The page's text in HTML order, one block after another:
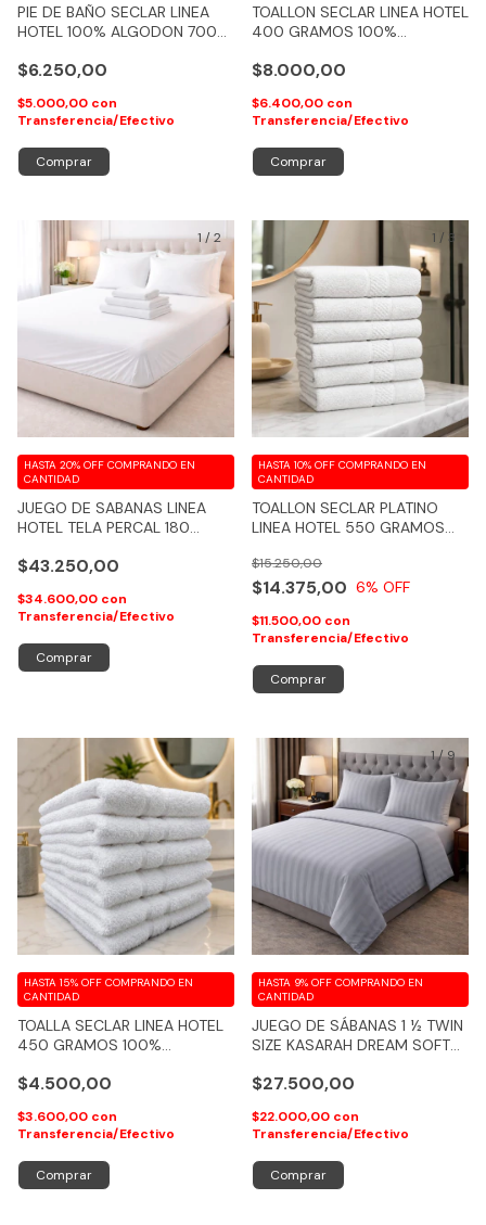
PIE DE BAÑO SECLAR LINEA
HOTEL 100% ALGODON 700
$6.250,00
$5.000,00 con
Transferencia/Efectivo
Comprar
TOALLON SECLAR LINEA HOTEL
400 GRAMOS 100%
$8.000,00
$6.400,00 con
Transferencia/Efectivo
Comprar
1/2
JUEGO DE SABANAS LINEA
HOTEL TELA PERCAL 180
AJUSTABLE
$43.250,00
HASTA 20% OFF COMPRANDO EN
CANTIDAD
$34.600,00 con
Transferencia/Efectivo
Comprar
1 / 3
TOALLON SECLAR PLATINO
LINEA HOTEL 550 GRAMOS
$14.375,00
$15.250,00
6% OFF
HASTA 10% OFF COMPRANDO EN
CANTIDAD
$11.500,00 con
Transferencia/Efectivo
Comprar
TOALLA SECLAR LINEA HOTEL
450 GRAMOS 100%
$4.500,00
HASTA 15% OFF COMPRANDO EN
CANTIDAD
$3.600,00 con
Transferencia/Efectivo
Comprar
1/9
JUEGO DE SÁBANAS 1 ½ TWIN
SIZE KASARAH DREAM SOFT
QUALITY)
$27.500,00
HASTA 9% OFF COMPRANDO EN
CANTIDAD
$22.000,00 con
Transferencia/Efectivo
Comprar